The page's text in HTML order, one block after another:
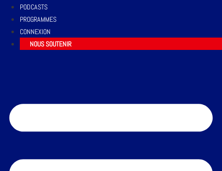
PODCASTS
PROGRAMMES
CONNEXION
NOUS SOUTENIR